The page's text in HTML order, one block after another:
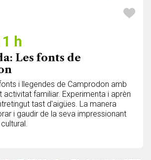
h
Les fonts de
i llegendes de Camprodon amb
activitat familiar. Experimenta i aprèn
tast d'aigües. La manera
i gaudir de la seva impressionant